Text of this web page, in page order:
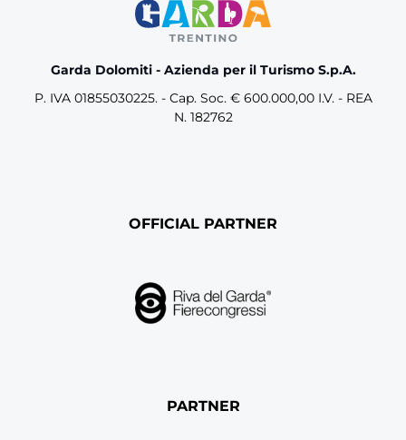
Garda Dolomiti - Azienda per il Turismo S.p.A.
P. IVA 01855030225. - Cap. Soc. € 600.000,00 I.V. - REA
N. 182762
OFFICIAL PARTNER
PARTNER